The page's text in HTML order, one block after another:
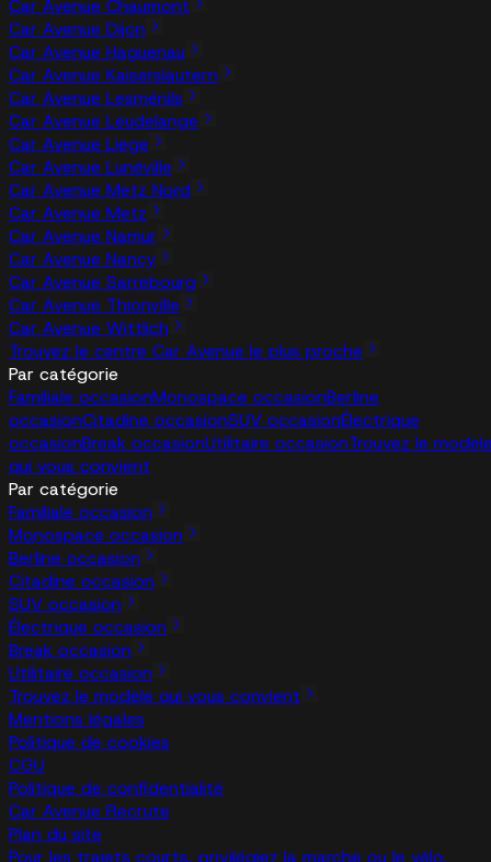
Car Avenue Chaumont
Car Avenue Dijon
Car Avenue Haguenau
Car Avenue Kaiserslautern
Car Avenue Lesménils
Car Avenue Leudelange
Car Avenue Liege
Car Avenue Lunéville
Car Avenue Metz Nord
Car Avenue Metz
Car Avenue Namur
Car Avenue Nancy
Car Avenue Sarrebourg
Car Avenue Thionville
Car Avenue Wittlich
Trouvez le centre Car Avenue le plus proche
Par catégorie
Familiale occasionMonospace occasionBerline
occasionCitadine occasionSUV occasionÉlectrique
occasionBreak occasionUtilitaire occasionTrouvez le
qui vous convient
Par catégorie
Familiale occasion
Monospace occasion
Berline occasion
Citadine occasion
SUV occasion
Électrique occasion
Break occasion
Utilitaire occasion
Trouvez le modèle qui vous convient
Mentions légales
Politique de cookies
CGU
Politique de confidentialité
Car Avenue Recrute
Plan du site
Pour les trajets courts, privilégiez la marche ou le vélo.